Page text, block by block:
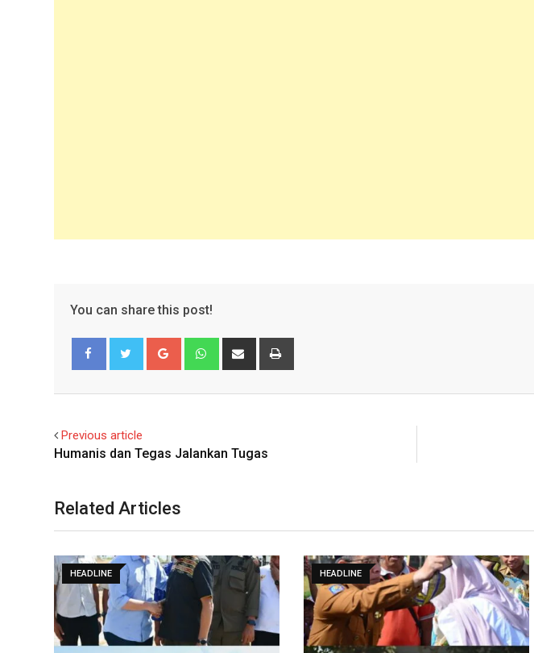
You can share this post!
Google+ WhatsappShare
Previous article
Humanis dan Tegas Jalankan Tugas
Related Articles
HEADLINE HEADLINE